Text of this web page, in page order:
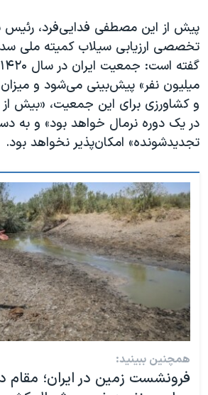
پیش از این مصطفی فدایی‌فرد، رئیس
تخصصی ارزیابی سیلاب کمیته ملی
میلیون نفر» پیش‌بینی می‌شود و
و کشاورزی برای این جمعیت، «بیش
در یک دوره نرمال خواهد بود» و به
تجدیدشونده» امکان‌پذیر نخواهد بود.
همچنین ببینید: